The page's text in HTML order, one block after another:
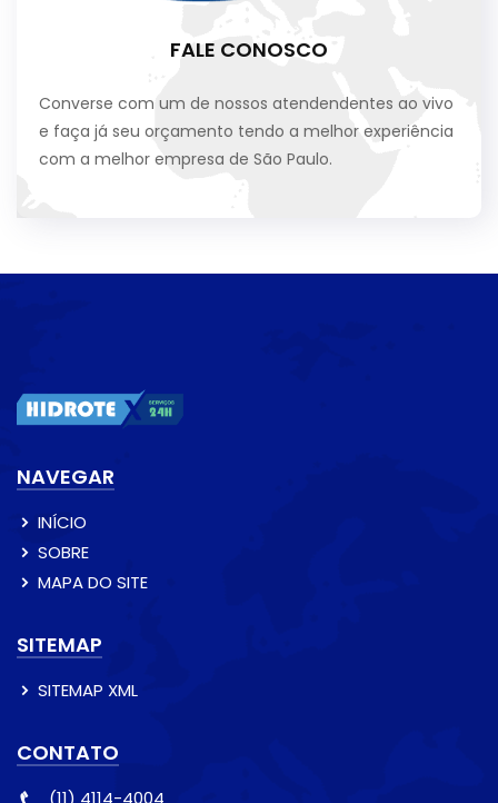
FALE CONOSCO
Converse com um de nossos atendendentes ao vivo
e faça já seu orçamento tendo a melhor experiência
com a melhor empresa de São Paulo.
NAVEGAR
INÍCIO
SOBRE
MAPA DO SITE
SITEMAP
SITEMAP XML
CONTATO
(11) 4114-4004